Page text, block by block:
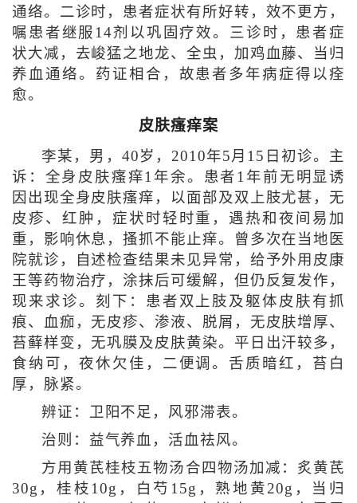
通络。二诊时，患者症状有所好转，效不更方，
嘱患者继服14剂以巩固疗效。三诊时，患者症
状大减，去峻猛之地龙、全虫，加鸡血藤、当归
养血通络。药证相合，故患者多年病症得以痊
愈。
皮肤瘙痒案
李某，男，40岁，2010年5月15日初诊。主
诉：全身皮肤瘙痒1年余。患者1年前无明显诱
因出现全身皮肤瘙痒，以面部及双上肢尤甚，无
皮疹、红肿，症状时轻时重，遇热和夜间易加
重，影响休息，搔抓不能止痒。曾多次在当地医
院就诊，自述检查结果未见异常，给予外用皮康
王等药物治疗，涂抹后可缓解，但仍反复发作，
现来求诊。刻下：患者双上肢及躯体皮肤有抓
痕、血痂，无皮疹、渗液、脱屑，无皮肤增厚、
苔藓样变，无巩膜及皮肤黄染。平日出汗较多，
食纳可，夜休欠佳，二便调。舌质暗红，苔白
厚，脉紧。
辨证：卫阳不足，风邪滞表。
治则：益气养血，活血祛风。
方用黄芪桂枝五物汤合四物汤加减：炙黄芪
30g，桂枝10g，白芍15g，熟地黄20g，当归